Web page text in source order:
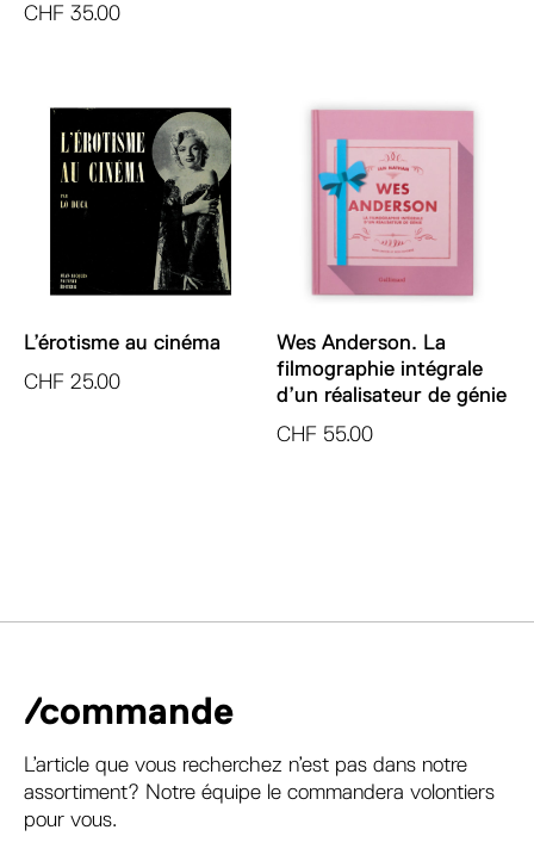
CHF 35.00
L’érotisme au cinéma
CHF 25.00
Wes Anderson. La
filmographie intégrale
d’un réalisateur de génie
CHF 55.00
/commande
L’article que vous recherchez n’est pas dans notre
assortiment? Notre équipe le commandera volontiers
pour vous.